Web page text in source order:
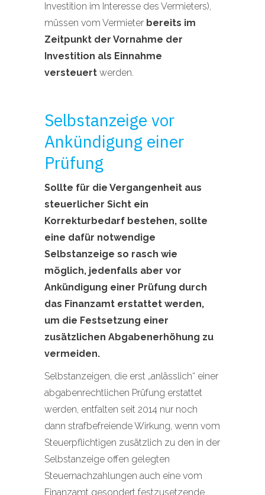
Investition im Interesse des Vermieters),
müssen vom Vermieter bereits im
Zeitpunkt der Vornahme der
Investition als Einnahme
versteuert werden.
Selbstanzeige vor
Ankündigung einer
Prüfung
Sollte für die Vergangenheit aus
steuerlicher Sicht ein
Korrekturbedarf bestehen, sollte
eine dafür notwendige
Selbstanzeige so rasch wie
möglich, jedenfalls aber vor
Ankündigung einer Prüfung durch
das Finanzamt erstattet werden,
um die Festsetzung einer
zusätzlichen Abgabenerhöhung zu
vermeiden.
Selbstanzeigen, die erst „anlässlich“ einer
abgabenrechtlichen Prüfung erstattet
werden, entfalten seit 2014 nur noch
dann strafbefreiende Wirkung, wenn vom
Steuerpflichtigen zusätzlich zu den in der
Selbstanzeige offen gelegten
Steuernachzahlungen auch eine vom
Finanzamt gesondert festzusetzende